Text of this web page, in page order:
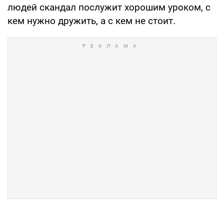
людей скандал послужит хорошим уроком, с
кем нужно дружить, а с кем не стоит.